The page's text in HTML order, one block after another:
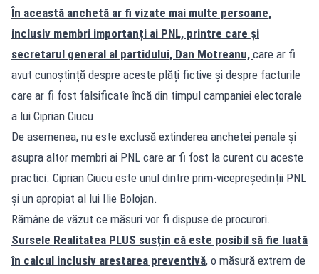
În această anchetă ar fi vizate mai multe persoane,
inclusiv membri importanți ai PNL, printre care și
secretarul general al partidului, Dan Motreanu, care ar fi
avut cunoștință despre aceste plăți fictive și despre facturile
care ar fi fost falsificate încă din timpul campaniei electorale
a lui Ciprian Ciucu.
De asemenea, nu este exclusă extinderea anchetei penale și
asupra altor membri ai PNL care ar fi fost la curent cu aceste
practici. Ciprian Ciucu este unul dintre prim-vicepreședinții PNL
și un apropiat al lui Ilie Bolojan.
Rămâne de văzut ce măsuri vor fi dispuse de procurori.
Sursele Realitatea PLUS susțin că este posibil să fie luată
în calcul inclusiv arestarea preventivă, o măsură extrem de